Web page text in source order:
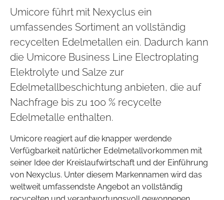
Umicore führt mit Nexyclus ein
umfassendes Sortiment an vollständig
recycelten Edelmetallen ein. Dadurch kann
die Umicore Business Line Electroplating
Elektrolyte und Salze zur
Edelmetallbeschichtung anbieten, die auf
Nachfrage bis zu 100 % recycelte
Edelmetalle enthalten.
Umicore reagiert auf die knapper werdende
Verfügbarkeit natürlicher Edelmetallvorkommen mit
seiner Idee der Kreislaufwirtschaft und der Einführung
von Nexyclus. Unter diesem Markennamen wird das
weltweit umfassendste Angebot an vollständig